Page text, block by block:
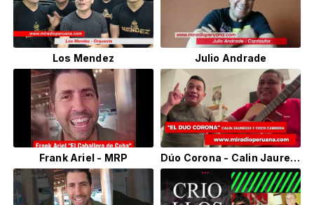
Los Mendez Julio Andrade
Frank Ariel - MRP Dúo Corona - Calin Jauregui & Coco Cabrera